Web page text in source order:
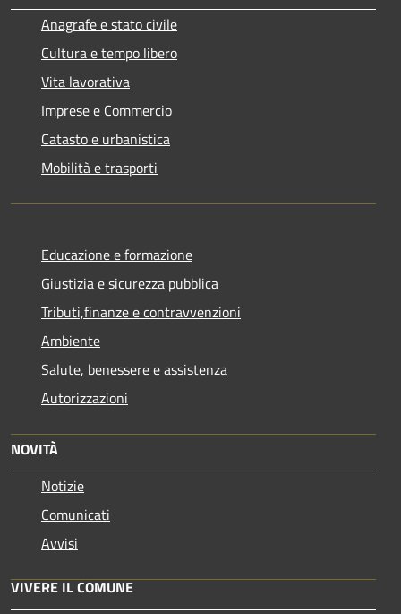
Anagrafe e stato civile
Cultura e tempo libero
Vita lavorativa
Imprese e Commercio
Catasto e urbanistica
Mobilità e trasporti
Educazione e formazione
Giustizia e sicurezza pubblica
Tributi,finanze e contravvenzioni
Ambiente
Salute, benessere e assistenza
Autorizzazioni
NOVITÀ
Notizie
Comunicati
Avvisi
VIVERE IL COMUNE